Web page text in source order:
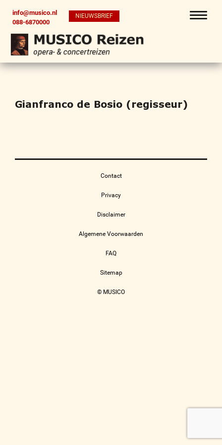
info@musico.nl
088-6870000
NIEUWSBRIEF
Gianfranco de Bosio (regisseur)
Contact
Privacy
Disclaimer
Algemene Voorwaarden
FAQ
Sitemap
© MUSICO